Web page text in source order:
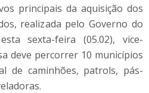
principais da aquisição dos
realizada pelo Governo do
sexta-feira (05.02), vice-
deve percorrer 10 municípios
de caminhões, patrols, pás-